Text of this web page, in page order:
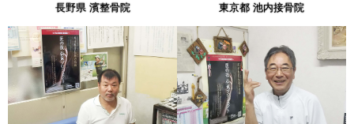
長野県 濱整骨院 東京都 池内接骨院